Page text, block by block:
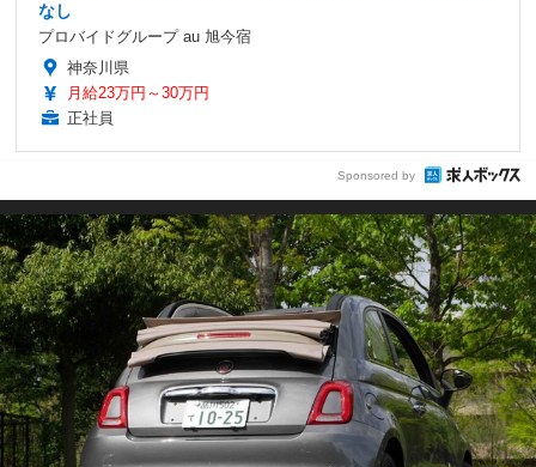
なし
プロバイドグループ au 旭今宿
神奈川県
月給23万円～30万円
正社員
Sponsored by